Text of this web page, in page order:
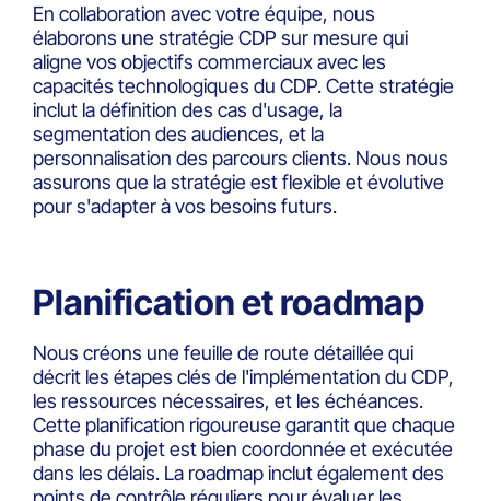
En collaboration avec votre équipe, nous
élaborons une stratégie CDP sur mesure qui
aligne vos objectifs commerciaux avec les
capacités technologiques du CDP. Cette stratégie
inclut la définition des cas d'usage, la
segmentation des audiences, et la
personnalisation des parcours clients. Nous nous
assurons que la stratégie est flexible et évolutive
pour s'adapter à vos besoins futurs.
Planification et roadmap
Nous créons une feuille de route détaillée qui
décrit les étapes clés de l'implémentation du CDP,
les ressources nécessaires, et les échéances.
Cette planification rigoureuse garantit que chaque
phase du projet est bien coordonnée et exécutée
dans les délais. La roadmap inclut également des